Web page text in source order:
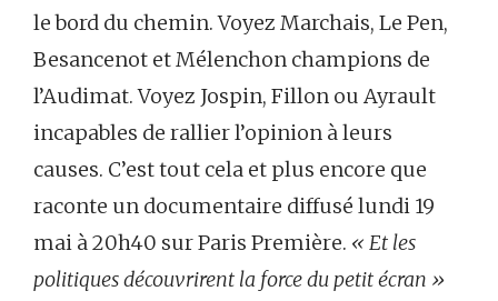
le bord du chemin. Voyez Marchais, Le Pen,
Besancenot et Mélenchon champions de
l’Audimat. Voyez Jospin, Fillon ou Ayrault
incapables de rallier l’opinion à leurs
causes. C’est tout cela et plus encore que
raconte un documentaire diffusé lundi 19
mai à 20h40 sur Paris Première. « Et les
politiques découvrirent la force du petit écran »